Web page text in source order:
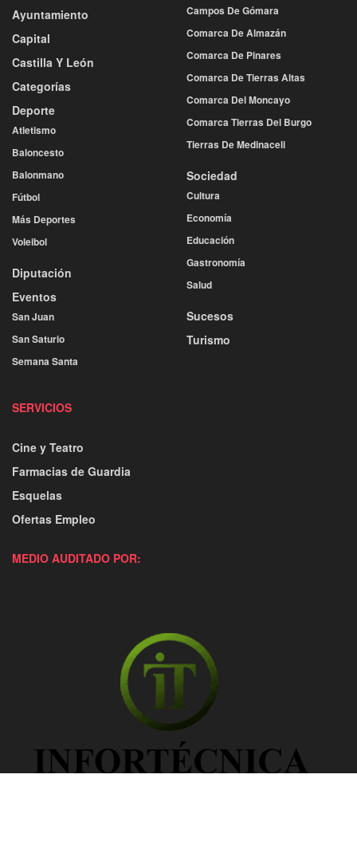
Ayuntamiento
Capital
Castilla Y León
Categorías
Deporte
Atletismo
Baloncesto
Balonmano
Fútbol
Más Deportes
Voleibol
Diputación
Eventos
San Juan
San Saturio
Semana Santa
Campos De Gómara
Comarca De Almazán
Comarca De Pinares
Comarca De Tierras Altas
Comarca Del Moncayo
Comarca Tierras Del Burgo
Tierras De Medinaceli
Sociedad
Cultura
Economía
Educación
Gastronomía
Salud
Sucesos
Turismo
SERVICIOS
Cine y Teatro
Farmacias de Guardia
Esquelas
Ofertas Empleo
MEDIO AUDITADO POR: